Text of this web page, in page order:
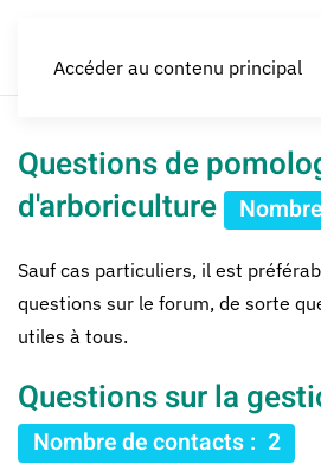
Accéder au contenu principal
Questions de
d'arboriculture
Sauf cas particuliers, il est
questions sur le forum, de sorte
utiles à tous.
Questions sur la
Nombre de contacts : 2